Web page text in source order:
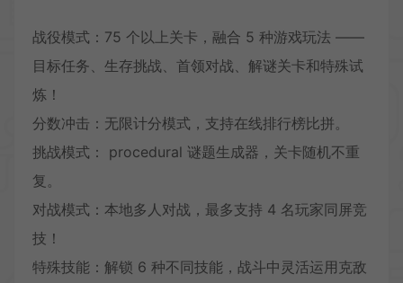
战役模式：75 个以上关卡，融合 5 种游戏玩法 ——
目标任务、生存挑战、首领对战、解谜关卡和特殊试
炼！
分数冲击：无限计分模式，支持在线排行榜比拼。
挑战模式： procedural 谜题生成器，关卡随机不重
复。
对战模式：本地多人对战，最多支持 4 名玩家同屏竞
技！
特殊技能：解锁 6 种不同技能，战斗中灵活运用克敌